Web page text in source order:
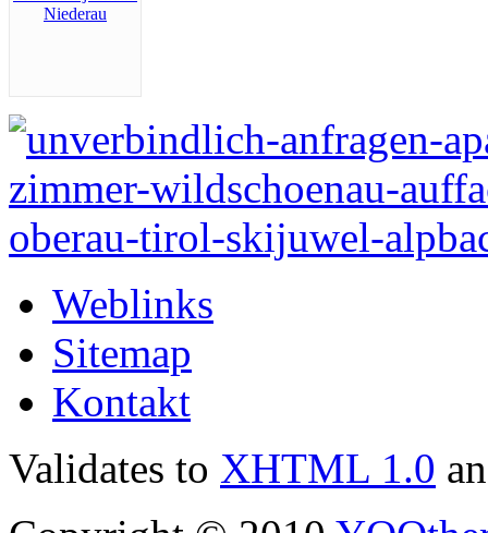
Weblinks
Sitemap
Kontakt
Validates to XHTML 1.0